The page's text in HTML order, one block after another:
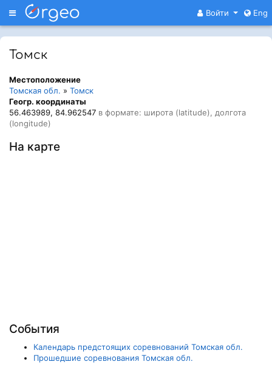
Меню Войти Eng
Томск
Местоположение
Томская обл. » Томск
Геогр. координаты
56.463989, 84.962547 в формате: широта (latitude), долгота
(longitude)
На карте
События
Календарь предстоящих соревнований Томская обл.
Прошедшие соревнования Томская обл.